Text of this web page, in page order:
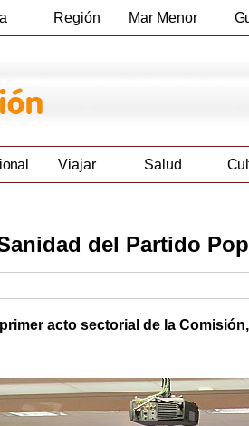
Región Mar Menor
Viajar Salud
del Partido
acto sectorial de la